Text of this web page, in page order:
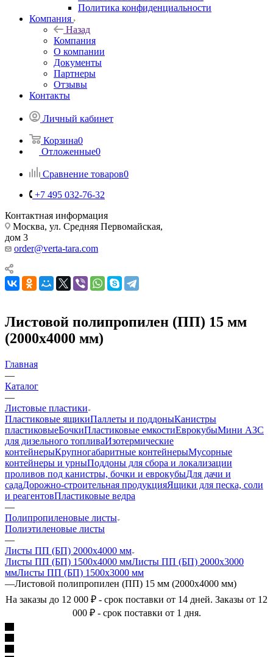
Политика конфиденциальности
Компания
Назад
Компания
О компании
Документы
Партнеры
Отзывы
Контакты
Личный кабинет
Корзина0
Отложенные0
Сравнение товаров0
+7 495 032-76-32
Контактная информация
Москва, ул. Средняя Первомайская,
дом 3
order@verta-tara.com
Листовой полипропилен (ПП) 15 мм
(2000х4000 мм)
Главная
—
Каталог
—
Листовые пластики
Пластиковые ящикиПаллеты и поддоныКанистры
пластиковыеБочкиПластиковые емкостиЕврокубыМини АЗС
для дизельного топливаИзотермические
контейнерыКрупногабаритные контейнерыМусорные
контейнеры и урныПоддоны для сбора и локализации
проливов под канистры, бочки и еврокубыДля дачи и
садаДорожно-строительная продукцияЯщики для песка, соли
и реагентовПластиковые ведра
—
Полипропиленовые листы
Полиэтиленовые листы
—
Листы ПП (БП) 2000х4000 мм
Листы ПП (БП) 1500х4000 ммЛисты ПП (БП) 2000х3000
ммЛисты ПП (БП) 1500х3000 мм
—Листовой полипропилен (ПП) 15 мм (2000х4000 мм)
На заказы до 12 000 ₽ - срок поставки от 14 дней. Заказы от 12
000 ₽ - срок поставки от 1 дня.